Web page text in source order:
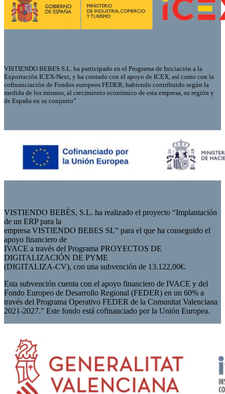
VISTIENDO BEBES S.L. ha participado en el Programa de Iniciación a la
Exportación ICEX-Next, y ha contado con el apoyo de ICEX, así como con la
cofinanciación de Fondos europeos FEDER, habiendo contribuido según la
medida de los mismos, al crecimiento económico de esta empresa, su región y
de España en su conjunto”
VISTIENDO BEBÉS, S.L. ha realizado el proyecto “Implantación
de un ERP para la
empresa VISTIENDO BEBES SL” para el que ha conseguido el
apoyo financiero de
IVACE a través del Programa PROYECTOS DE
DIGITALIZACIÓN DE PYME
(DIGITALIZA-CV), con una subvención de 13.122,00€.
Esta subvención cuenta con el apoyo financiero de IVACE y del
Fondo Europeo de Desarrollo Regional (FEDER) en un 60% a
través del Programa Operativo FEDER de la Comunitat Valenciana
2021-2027." Este fondo está cofinanciado por la Unión Europea.